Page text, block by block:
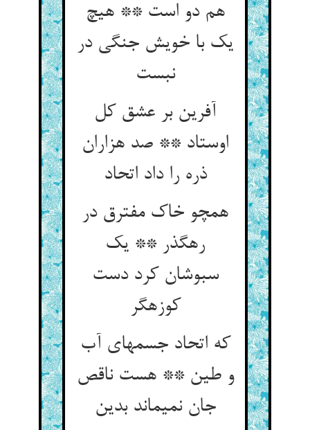
هم دو است ** هیچ
یک با خویش جنگی در
نبست‏
آفرین بر عشق کل
اوستاد ** صد هزاران
ذره را داد اتحاد
همچو خاک مفترق در
رهگذر ** یک
سبوشان کرد دست
کوزه‏گر
که اتحاد جسمهای آب
و طین ** هست ناقص
جان نمی‏ماند بدین‏